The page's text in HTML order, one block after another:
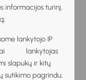
informacijos turinį,
lankytojo IP
kai lankytojas
slapukų ir kitų
sutikimo pagrindu;